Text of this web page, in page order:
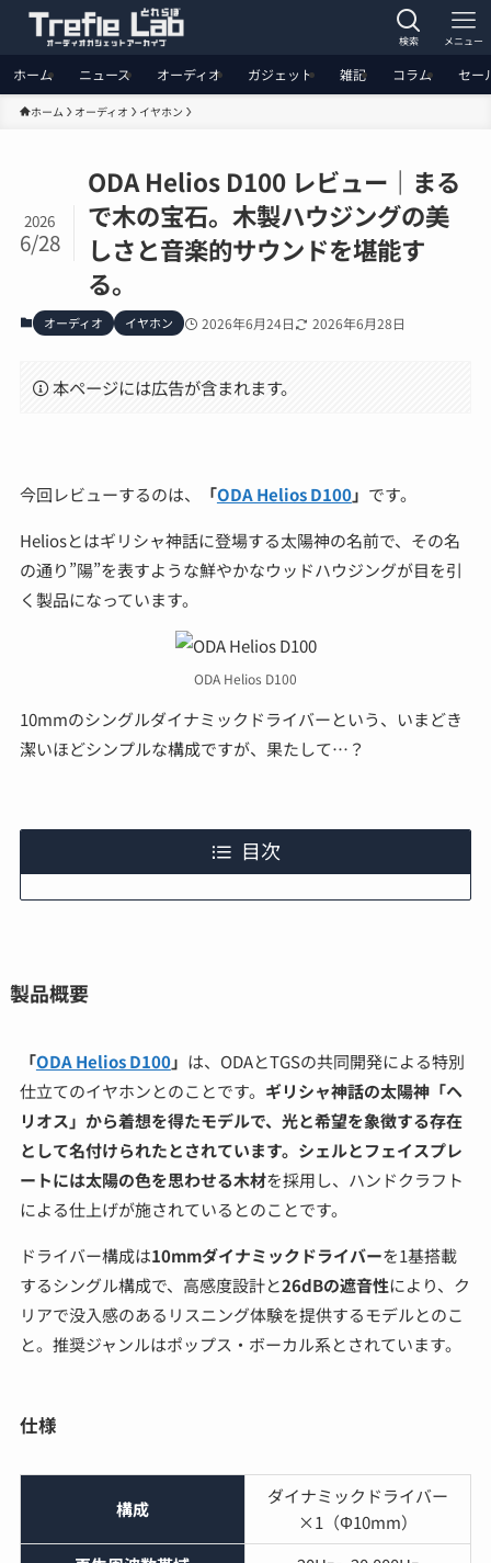
検索 メニュー
ホーム ニュース オーディオ ガジェット 雑記 コラム セー
ホーム オーディオ イヤホン
ODA Helios D100 レビュー｜まる
で木の宝石。木製ハウジングの美
しさと音楽的サウンドを堪能す
る。
2026
6/28
オーディオ イヤホン 2026年6月24日 2026年6月28日
本ページには広告が含まれます。
今回レビューするのは、 「ODA Helios D100」 です。
Heliosとはギリシャ神話に登場する太陽神の名前で、その名
の通り”陽”を表すような鮮やかなウッドハウジングが目を引
く製品になっています。
ODA Helios D100
10mmのシングルダイナミックドライバーという、いまどき
潔いほどシンプルな構成ですが、果たして…？
目次
製品概要
「ODA Helios D100」 は、ODAとTGSの共同開発による特別
仕立てのイヤホンとのことです。 ギリシャ神話の太陽神「ヘ
リオス」から着想を得たモデルで、光と希望を象徴する存在
として名付けられたとされています。シェルとフェイスプレ
ートには太陽の色を思わせる木材を採用し、ハンドクラフト
による仕上げが施されているとのことです。
ドライバー構成は10mmダイナミックドライバーを1基搭載
するシングル構成で、高感度設計と26dBの遮音性により、ク
リアで没入感のあるリスニング体験を提供するモデルとのこ
と。推奨ジャンルはポップス・ボーカル系とされています。
仕様
構成
ダイナミックドライバー
×1（Φ10mm）